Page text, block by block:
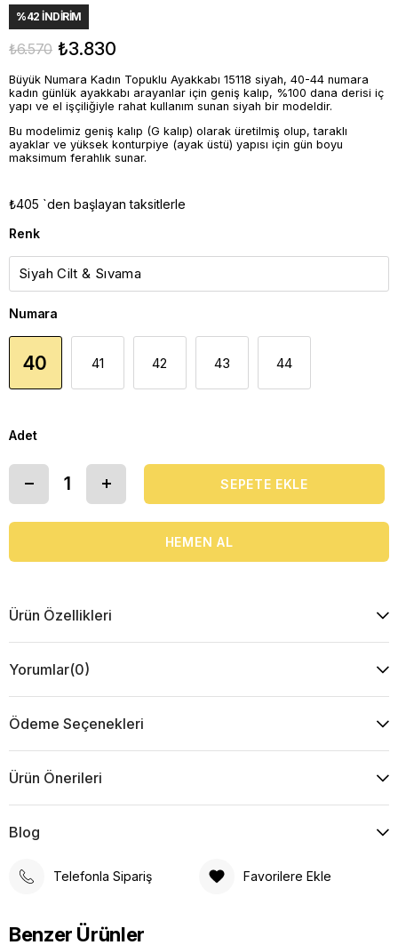
%42 İNDIRIM
₺6.570 ₺3.830
Büyük Numara Kadın Topuklu Ayakkabı 15118 siyah, 40-44 numara
kadın günlük ayakkabı arayanlar için geniş kalıp, %100 dana derisi iç
yapı ve el işçiliğiyle rahat kullanım sunan siyah bir modeldir.
Bu modelimiz geniş kalıp (G kalıp) olarak üretilmiş olup, taraklı
ayaklar ve yüksek konturpiye (ayak üstü) yapısı için gün boyu
maksimum ferahlık sunar.
₺405 `den başlayan taksitlerle
Renk
Numara
40 41 42 43 44
Adet
Ürün Özellikleri
Yorumlar(0)
Ödeme Seçenekleri
Ürün Önerileri
Blog
Telefonla Sipariş Favorilere Ekle
Benzer Ürünler